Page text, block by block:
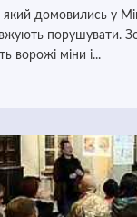
домовились у
порушувати.
ворожі міни і...